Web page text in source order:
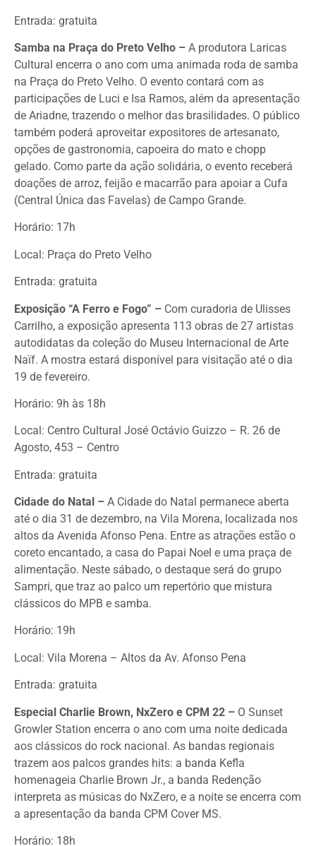
Entrada: gratuita
Samba na Praça do Preto Velho – A produtora Laricas
Cultural encerra o ano com uma animada roda de samba
na Praça do Preto Velho. O evento contará com as
participações de Luci e Isa Ramos, além da apresentação
de Ariadne, trazendo o melhor das brasilidades. O público
também poderá aproveitar expositores de artesanato,
opções de gastronomia, capoeira do mato e chopp
gelado. Como parte da ação solidária, o evento receberá
doações de arroz, feijão e macarrão para apoiar a Cufa
(Central Única das Favelas) de Campo Grande.
Horário: 17h
Local: Praça do Preto Velho
Entrada: gratuita
Exposição “A Ferro e Fogo” – Com curadoria de Ulisses
Carrilho, a exposição apresenta 113 obras de 27 artistas
autodidatas da coleção do Museu Internacional de Arte
Naïf. A mostra estará disponível para visitação até o dia
19 de fevereiro.
Horário: 9h às 18h
Local: Centro Cultural José Octávio Guizzo – R. 26 de
Agosto, 453 – Centro
Entrada: gratuita
Cidade do Natal – A Cidade do Natal permanece aberta
até o dia 31 de dezembro, na Vila Morena, localizada nos
altos da Avenida Afonso Pena. Entre as atrações estão o
coreto encantado, a casa do Papai Noel e uma praça de
alimentação. Neste sábado, o destaque será do grupo
Sampri, que traz ao palco um repertório que mistura
clássicos do MPB e samba.
Horário: 19h
Local: Vila Morena – Altos da Av. Afonso Pena
Entrada: gratuita
Especial Charlie Brown, NxZero e CPM 22 – O Sunset
Growler Station encerra o ano com uma noite dedicada
aos clássicos do rock nacional. As bandas regionais
trazem aos palcos grandes hits: a banda Kefla
homenageia Charlie Brown Jr., a banda Redenção
interpreta as músicas do NxZero, e a noite se encerra com
a apresentação da banda CPM Cover MS.
Horário: 18h